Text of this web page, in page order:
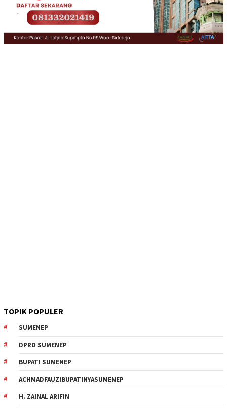
TOPIK POPULER
SUMENEP
DPRD SUMENEP
BUPATI SUMENEP
ACHMADFAUZIBUPATINYASUMENEP
H. ZAINAL ARIFIN